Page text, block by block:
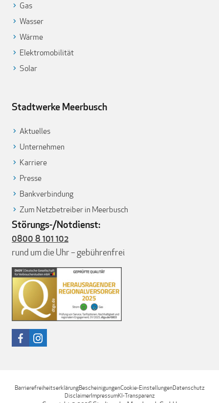
Gas
Wasser
Wärme
Elektromobilität
Solar
Stadtwerke Meerbusch
Aktuelles
Unternehmen
Karriere
Presse
Bankverbindung
Zum Netzbetreiber in Meerbusch
Störungs-/Notdienst:
0800 8 101 102
rund um die Uhr – gebührenfrei
BarrierefreiheitserklärungBescheinigungenCookie-EinstellungenDatenschutz
DisclaimerImpressumKI-Transparenz